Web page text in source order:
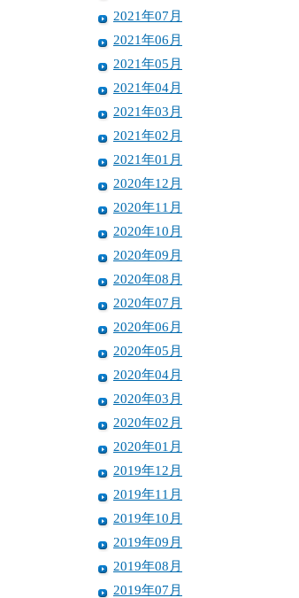
2021年07月
2021年06月
2021年05月
2021年04月
2021年03月
2021年02月
2021年01月
2020年12月
2020年11月
2020年10月
2020年09月
2020年08月
2020年07月
2020年06月
2020年05月
2020年04月
2020年03月
2020年02月
2020年01月
2019年12月
2019年11月
2019年10月
2019年09月
2019年08月
2019年07月